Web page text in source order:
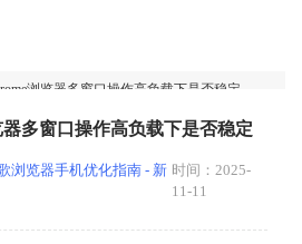
浏览器多窗口操作高负载下是否稳定
器多窗口操作高负载下是否稳定
浏览器手机优化指南 - 新 时间：2025-
11-11